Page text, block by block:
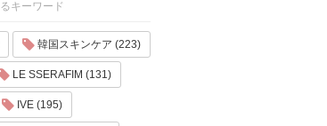
キーワード
韓国スキンケア (223)
LE SSERAFIM (131)
IVE (195)